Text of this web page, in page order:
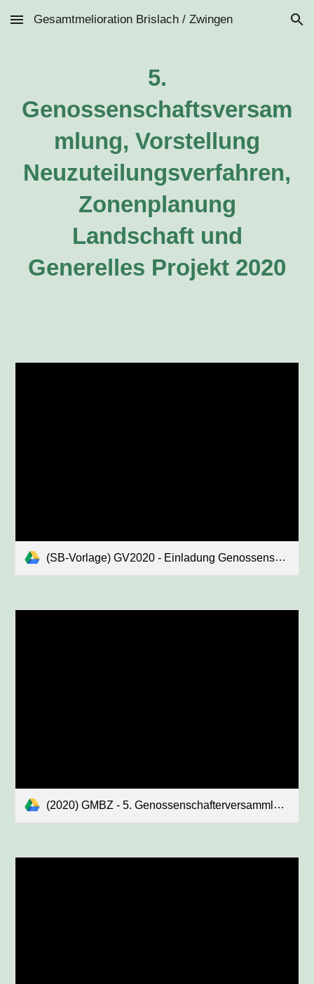
Skip to main content Skip to navigation
Gesamtmelioration Brislach / Zwingen
5.
Genossenschaftsversam
mlung, Vorstellung
Neuzuteilungsverfahren,
Zonenplanung
Landschaft und
Generelles Projekt 2020
(SB-Vorlage) GV2020 - Einladung Genossenschafter (definitiv).pdf
(2020) GMBZ - 5. Genossenschafterversammlung 2020 - Traktandenliste (definitiv).pdf